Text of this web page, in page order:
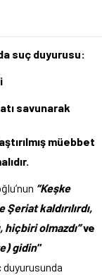
suç duyurusu:
savunarak
müebbet
“Keşke
Şeriat kaldırılırdı,
hiçbiri olmazdı”ve
gidin"
duyurusunda